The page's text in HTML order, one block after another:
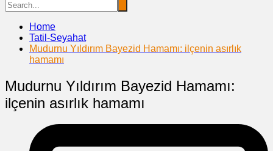
Home
Tatil-Seyahat
Mudurnu Yıldırım Bayezid Hamamı: ilçenin asırlık
hamamı
Mudurnu Yıldırım Bayezid Hamamı:
ilçenin asırlık hamamı